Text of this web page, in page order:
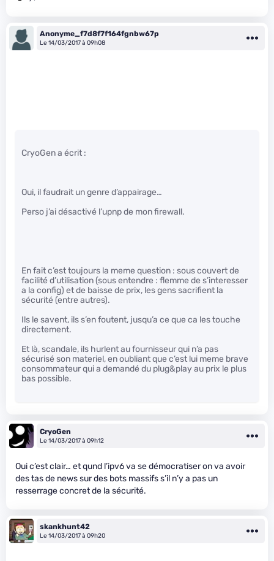
Anonyme_f7d8f7f164fgnbw67p
Le 14/03/2017 à 09h08
CryoGen a écrit :
Oui, il faudrait un genre d’appairage…
Perso j’ai désactivé l’upnp de mon firewall.
En fait c’est toujours la meme question : sous couvert de
facilité d’utilisation (sous entendre : flemme de s’interesser
a la config) et de baisse de prix, les gens sacrifient la
sécurité (entre autres).
Ils le savent, ils s’en foutent, jusqu’a ce que ca les touche
directement.
Et là, scandale, ils hurlent au fournisseur qui n’a pas
sécurisé son materiel, en oubliant que c’est lui meme brave
consommateur qui a demandé du plug&play au prix le plus
bas possible.
CryoGen
Le 14/03/2017 à 09h12
Oui c’est clair… et qund l’ipv6 va se démocratiser on va avoir
des tas de news sur des bots massifs s’il n’y a pas un
resserrage concret de la sécurité.
skankhunt42
Le 14/03/2017 à 09h20